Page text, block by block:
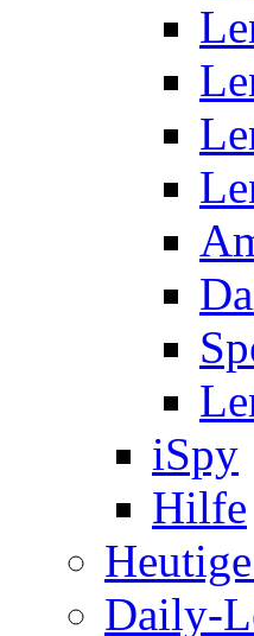
iSpy
Hilfe
Daily-